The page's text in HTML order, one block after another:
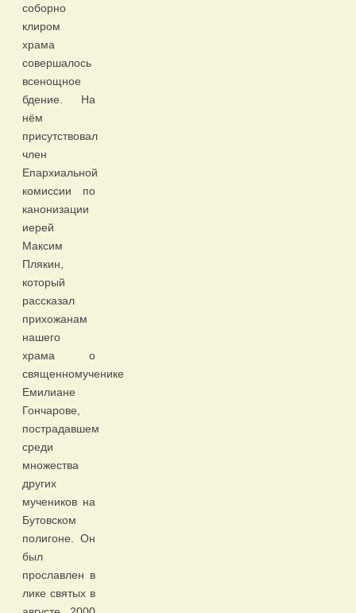
соборно
клиром
храма
совершалось
всенощное
бдение. На
нём
присутствовал
член
Епархиальной
комиссии по
канонизации
иерей
Максим
Плякин,
который
рассказал
прихожанам
нашего
храма о
священномученике
Емилиане
Гончарове,
пострадавшем
среди
множества
других
мучеников на
Бутовском
полигоне. Он
был
прославлен в
лике святых в